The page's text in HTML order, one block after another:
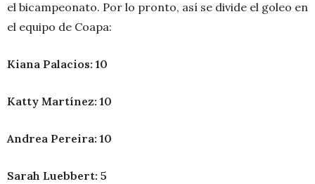
el bicampeonato. Por lo pronto, así se divide el goleo en
el equipo de Coapa:
Kiana Palacios: 10
Katty Martínez: 10
Andrea Pereira: 10
Sarah Luebbert: 5